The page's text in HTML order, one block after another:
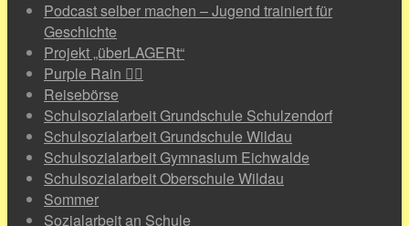
Podcast selber machen – Jugend trainiert für
Geschichte
Projekt „überLAGERt“
Purple Rain 🏳️‍🌈
Reisebörse
Schulsozialarbeit Grundschule Schulzendorf
Schulsozialarbeit Grundschule Wildau
Schulsozialarbeit Gymnasium Eichwalde
Schulsozialarbeit Oberschule Wildau
Sommer
Sozialarbeit an Schule